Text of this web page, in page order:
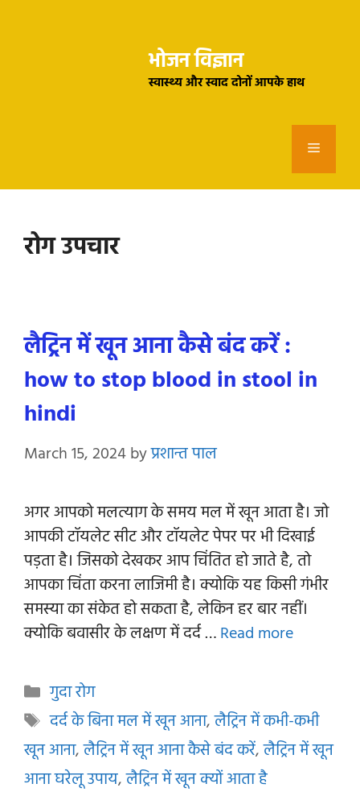
भोजन विज्ञान
स्वास्थ्य और स्वाद दोनों आपके हाथ
Menu
रोग उपचार
लैट्रिन में खून आना कैसे बंद करें :
how to stop blood in stool in
hindi
March 15, 2024byप्रशान्त पाल
अगर आपको मलत्याग के समय मल में खून आता है। जो
आपकी टॉयलेट सीट और टॉयलेट पेपर पर भी दिखाई
पड़ता है। जिसको देखकर आप चिंतित हो जाते है, तो
आपका चिंता करना लाजिमी है। क्योकि यह किसी गंभीर
समस्या का संकेत हो सकता है, लेकिन हर बार नहीं।
क्योकि बवासीर के लक्षण में दर्द …Read more
Categories
गुदा रोग
Tags
दर्द के बिना मल में खून आना,लैट्रिन में कभी-कभी
खून आना,लैट्रिन में खून आना कैसे बंद करें,लैट्रिन में खून
आना घरेलू उपाय,लैट्रिन में खून क्यों आता है